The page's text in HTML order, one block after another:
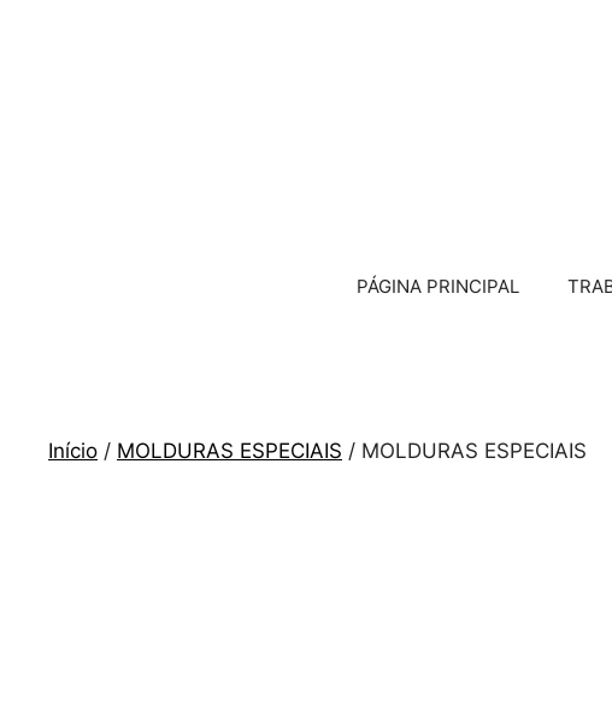
PÁGINA PRINCIPAL
Início / MOLDURAS ESPECIAIS / MOLDURAS ESPECIAIS